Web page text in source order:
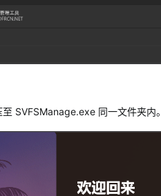
SVFSManage.exe 同一文件夹内。​